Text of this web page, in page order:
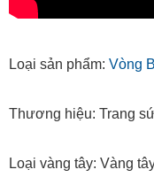
Loại sản phẩm: Vòng
Thương hiệu: Trang
Loại vàng tây: Vàng